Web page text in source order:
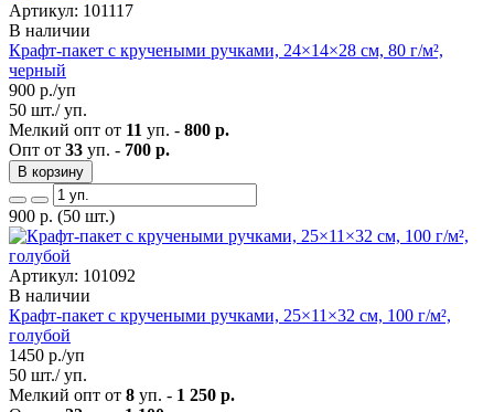
Артикул: 101117
В наличии
Крафт-пакет с кручеными ручками, 24×14×28 см, 80 г/м²,
черный
900 р./уп
50 шт./ уп.
Мелкий опт от 11 уп. - 800 р.
Опт от 33 уп. - 700 р.
В корзину
900 р. (50 шт.)
Артикул: 101092
В наличии
Крафт-пакет с кручеными ручками, 25×11×32 см, 100 г/м²,
голубой
1450 р./уп
50 шт./ уп.
Мелкий опт от 8 уп. - 1 250 р.